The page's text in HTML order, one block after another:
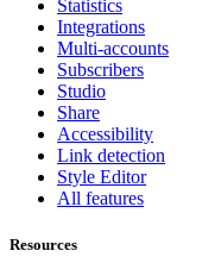
Statistics
Integrations
Multi-accounts
Subscribers
Studio
Share
Accessibility
Link detection
Style Editor
All features
Resources